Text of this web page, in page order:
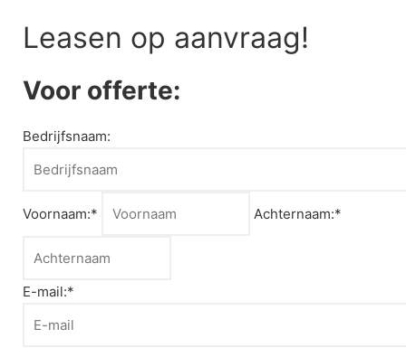
Leasen op aanvraag!
Voor offerte:
Bedrijfsnaam:
Voornaam:* Achternaam:*
E-mail:*